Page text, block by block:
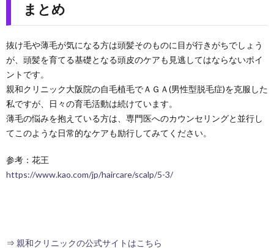
まとめ
抜け毛や薄毛が気になる方は頭髪そのものに目が行きがちでしょう
が、頭髪を育てる基礎となる頭皮のケアも見逃してはならないポイ
ントです。
親和クリニック大阪院の自毛植毛でＡＧＡ(男性型脱毛症)を克服した
私ですが、日々の育毛活動は続けています。
薄毛の悩みを抱えている方は、専門医へのカウンセリングと並行し
てこのような日常的なケアも励行してみてください。
参考：花王
https://www.kao.com/jp/haircare/scalp/5-3/
⇒ 親和クリニックの公式サイトはこちら